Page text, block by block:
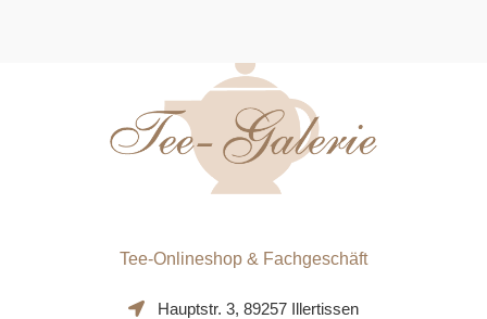
Tee-Onlineshop & Fachgeschäft
Hauptstr. 3, 89257 Illertissen